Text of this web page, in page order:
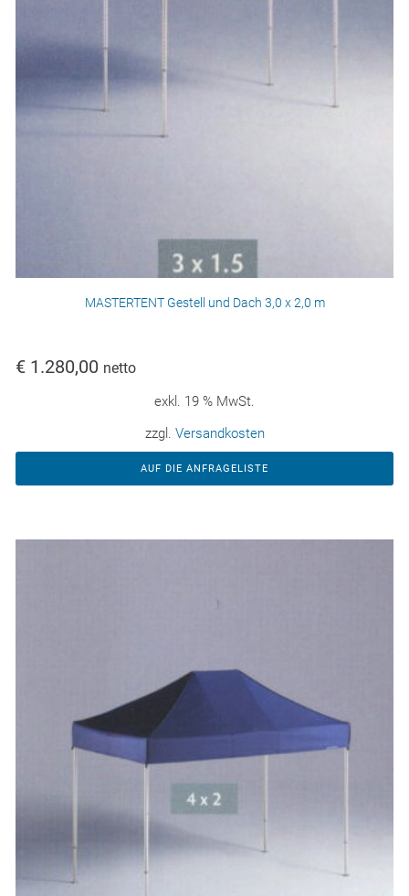
MASTERTENT Gestell und Dach 3,0 x 2,0 m
€ 1.280,00 netto
exkl. 19 % MwSt.
zzgl. Versandkosten
AUF DIE ANFRAGELISTE